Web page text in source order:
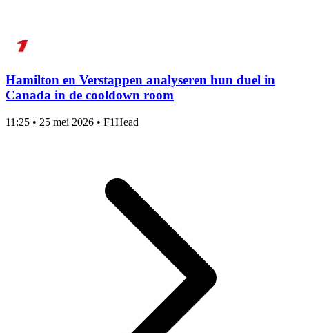
Hamilton en Verstappen analyseren hun duel in
Canada in de cooldown room
11:25 • 25 mei 2026 • F1Head